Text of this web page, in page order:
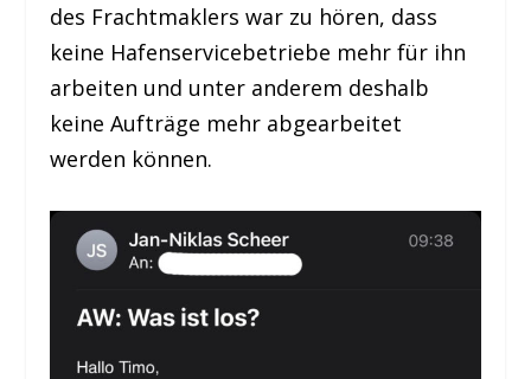
des Frachtmaklers war zu hören, dass
keine Hafenservicebetriebe mehr für ihn
arbeiten und unter anderem deshalb
keine Aufträge mehr abgearbeitet
werden können.